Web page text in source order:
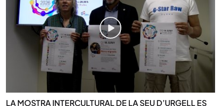
LA MOSTRA INTERCULTURAL DE LA SEU D’URGELL ES